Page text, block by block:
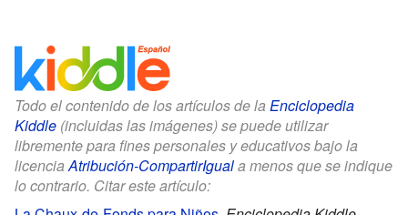
Todo el contenido de los artículos de la Enciclopedia
Kiddle (incluidas las imágenes) se puede utilizar
libremente para fines personales y educativos bajo la
licenciaAtribución-CompartirIguala menos que se indique
lo contrario. Citar este artículo: